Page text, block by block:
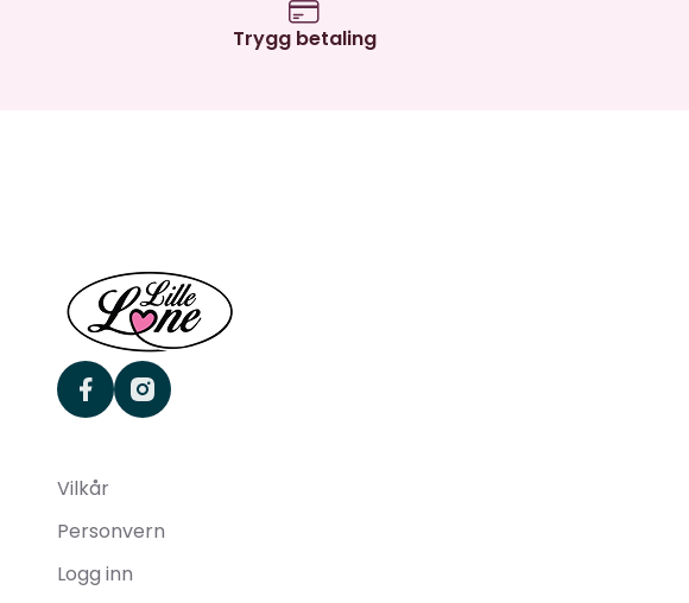
Trygg betaling
facebookinstagram
Vilkår
Personvern
Logg inn